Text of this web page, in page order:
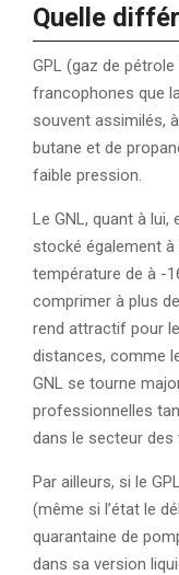
Quelle
GPL (gaz de pétrole
francophones que
souvent assimilés,
butane et de
faible pression.
Le GNL, quant à
stocké également
température de à -
comprimer à plus
rend attractif pour
distances, comme
GNL se tourne
professionnelles
dans le secteur des
Par ailleurs, si le
(même si l’état le
quarantaine de
dans sa version